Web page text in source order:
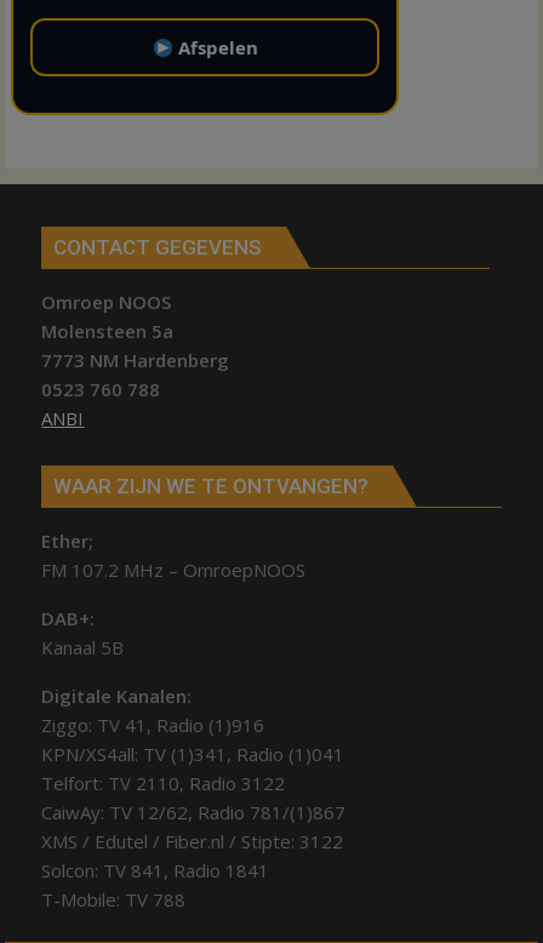
Afspelen
CONTACT GEGEVENS
Omroep NOOS
Molensteen 5a
7773 NM Hardenberg
0523 760 788
ANBI
WAAR ZIJN WE TE ONTVANGEN?
Ether;
FM 107.2 MHz – OmroepNOOS
DAB+:
Kanaal 5B
Digitale Kanalen:
Ziggo: TV 41, Radio (1)916
KPN/XS4all: TV (1)341, Radio (1)041
Telfort: TV 2110, Radio 3122
CaiwAy: TV 12/62, Radio 781/(1)867
XMS / Edutel / Fiber.nl / Stipte: 3122
Solcon: TV 841, Radio 1841
T-Mobile: TV 788